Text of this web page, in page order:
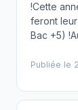
!Cette
feront
Bac +5)
Publiée le